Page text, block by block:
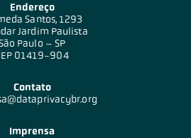
Endereço
Santos, 1293
Jardim Paulista
Paulo – SP
01419-904
Contato
Imprensa